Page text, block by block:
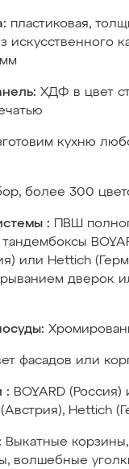
пластиковая,
искусственного
ХДФ в цвет
кухню
более 300
:
ПВШ
или Hettich
дверок
фасадов или
: BOYARD
Hettich
Выкатные корзины,
волшебные